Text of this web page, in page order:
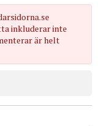
inkluderar inte
är helt